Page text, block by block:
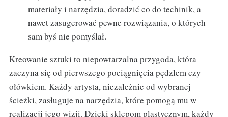
materiały i narzędzia, doradzić co do techinik, a
nawet zasugerować pewne rozwiązania, o których
sam byś nie pomyślał.
Kreowanie sztuki to niepowtarzalna przygoda, która
zaczyna się od pierwszego pociągnięcia pędzlem czy
ołówkiem. Każdy artysta, niezależnie od wybranej
ścieżki, zasługuje na narzędzia, które pomogą mu w
realizacji jego wizji. Dzięki sklepom plastycznym, każdy